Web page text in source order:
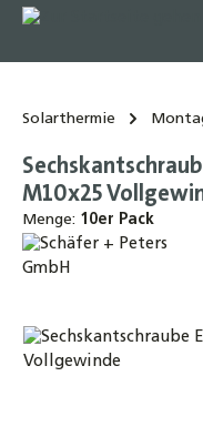
springen
Solarthermie
M10x25
Menge: 10er Pack
Bildergalerie